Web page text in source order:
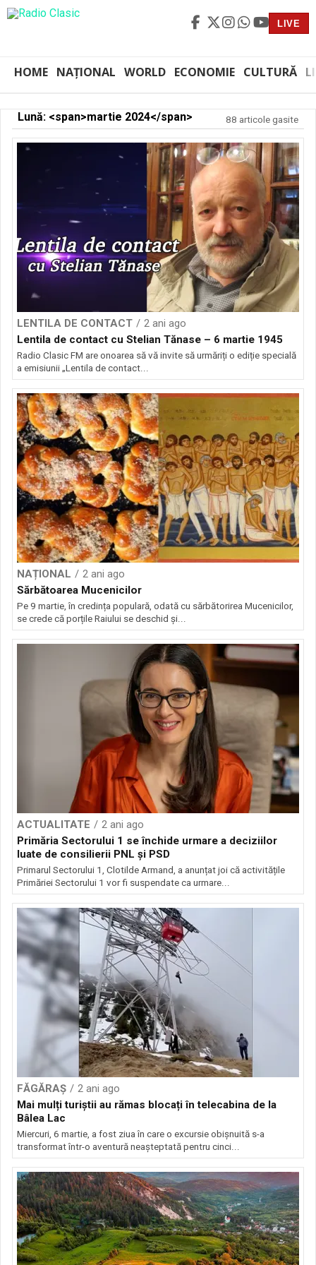
LIVE
HOME NAȚIONAL WORLD ECONOMIE CULTURĂ
Lună: <span>martie 2024</span> 88 articole gasite
LENTILA DE CONTACT
2 ani ago
Lentila de contact cu Stelian Tănase – 6 martie 1945
Radio Clasic FM are onoarea să vă invite să urmăriți o ediție specială
a emisiunii „Lentila de contact...
NAȚIONAL
2 ani ago
Sărbătoarea Mucenicilor
Pe 9 martie, în credința populară, odată cu sărbătorirea Mucenicilor,
se crede că porțile Raiului se deschid și...
ACTUALITATE
2 ani ago
Primăria Sectorului 1 se închide urmare a deciziilor
luate de consilierii PNL și PSD
Primarul Sectorului 1, Clotilde Armand, a anunțat joi că activitățile
Primăriei Sectorului 1 vor fi suspendate ca urmare...
FĂGĂRAȘ
2 ani ago
Mai mulți turiștii au rămas blocați în telecabina de la
Bâlea Lac
Miercuri, 6 martie, a fost ziua în care o excursie obișnuită s-a
transformat într-o aventură neașteptată pentru cinci...